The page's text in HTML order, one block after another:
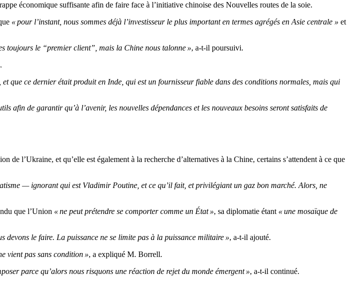
économique suffisante afin de faire face à l’initiative chinoise des Nouvelles routes de la soie.
« pour l’instant, nous sommes déjà l’investisseur le plus important en termes agrégés en Asie centrale » et
toujours le “premier client”, mais la Chine nous talonne », a-t-il poursuivi.
que ce dernier était produit en Inde, qui est un fournisseur fiable dans des conditions normales, mais qui
afin de garantir qu’à l’avenir, les nouvelles dépendances et les nouveaux besoins seront satisfaits de
l’Ukraine, et qu’elle est également à la recherche d’alternatives à la Chine, certains s’attendent à ce que
— ignorant qui est Vladimir Poutine, et ce qu’il fait, et privilégiant un gaz bon marché. Alors, ne
que l’Union « ne peut prétendre se comporter comme un État », sa diplomatie étant « une mosaïque de
devons le faire. La puissance ne se limite pas à la puissance militaire », a-t-il ajouté.
vient pas sans condition », a expliqué M. Borrell.
parce qu’alors nous risquons une réaction de rejet du monde émergent », a-t-il continué.